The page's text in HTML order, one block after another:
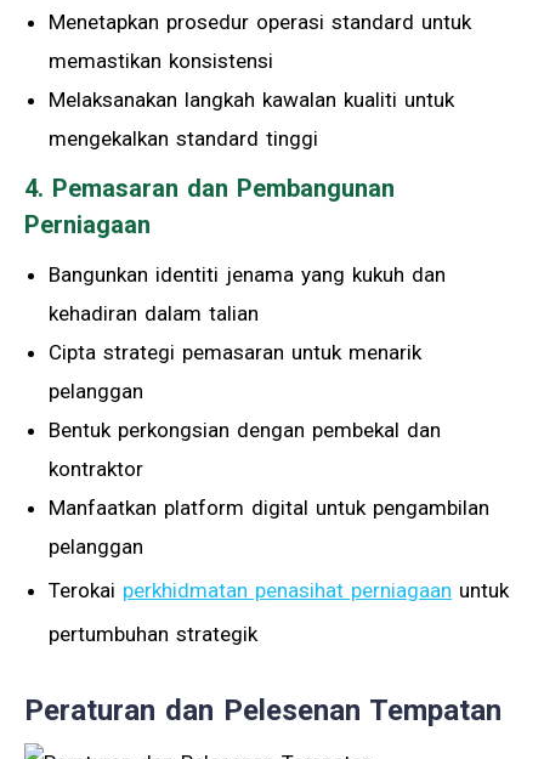
Menetapkan prosedur operasi standard untuk
memastikan konsistensi
Melaksanakan langkah kawalan kualiti untuk
mengekalkan standard tinggi
4. Pemasaran dan Pembangunan
Perniagaan
Bangunkan identiti jenama yang kukuh dan
kehadiran dalam talian
Cipta strategi pemasaran untuk menarik
pelanggan
Bentuk perkongsian dengan pembekal dan
kontraktor
Manfaatkan platform digital untuk pengambilan
pelanggan
Terokai perkhidmatan penasihat perniagaan untuk
pertumbuhan strategik
Peraturan dan Pelesenan Tempatan